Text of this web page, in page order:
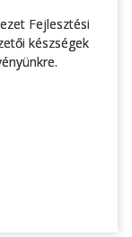
Fejlesztési
készségek